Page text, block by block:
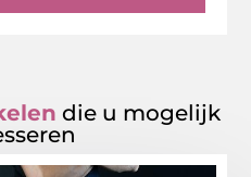
die u mogelijk